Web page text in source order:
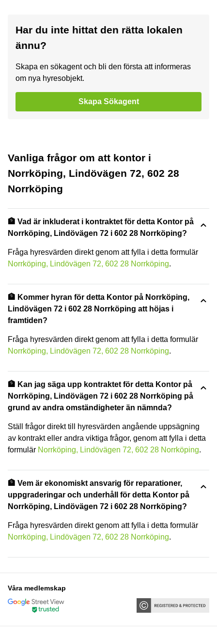
Har du inte hittat den rätta lokalen
ännu?
Skapa en sökagent och bli den första att informeras
om nya hyresobjekt.
Skapa Sökagent
Vanliga frågor om att kontor i
Norrköping, Lindövägen 72, 602 28
Norrköping
🏦 Vad är inkluderat i kontraktet för detta Kontor på
Norrköping, Lindövägen 72 i 602 28 Norrköping?
Fråga hyresvärden direkt genom att fylla i detta formulär
Norrköping, Lindövägen 72, 602 28 Norrköping.
🏦 Kommer hyran för detta Kontor på Norrköping,
Lindövägen 72 i 602 28 Norrköping att höjas i
framtiden?
Fråga hyresvärden direkt genom att fylla i detta formulär
Norrköping, Lindövägen 72, 602 28 Norrköping.
🏦 Kan jag säga upp kontraktet för detta Kontor på
Norrköping, Lindövägen 72 i 602 28 Norrköping på
grund av andra omständigheter än nämnda?
Ställ frågor direkt till hyresvärden angående uppsägning
av kontrakt eller andra viktiga frågor, genom att fylla i detta
formulär Norrköping, Lindövägen 72, 602 28 Norrköping.
🏦 Vem är ekonomiskt ansvarig för reparationer,
uppgraderingar och underhåll för detta Kontor på
Norrköping, Lindövägen 72 i 602 28 Norrköping?
Fråga hyresvärden direkt genom att fylla i detta formulär
Norrköping, Lindövägen 72, 602 28 Norrköping.
Våra medlemskap